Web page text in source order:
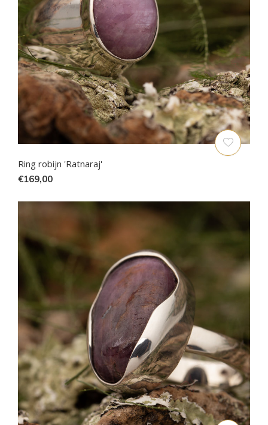
Ring robijn 'Ratnaraj'
€169,00